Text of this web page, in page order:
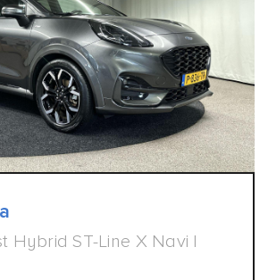
Hybrid ST-Line X Navi |